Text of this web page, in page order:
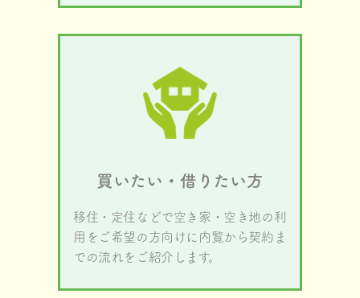
買いたい・借りたい方
移住・定住などで空き家・空き地の利
用をご希望の方向けに内覧から契約ま
での流れをご紹介します。